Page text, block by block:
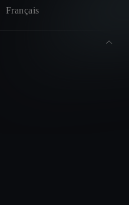
Français